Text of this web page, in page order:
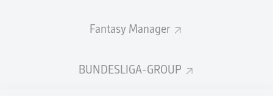
Fantasy Manager
BUNDESLIGA-GROUP